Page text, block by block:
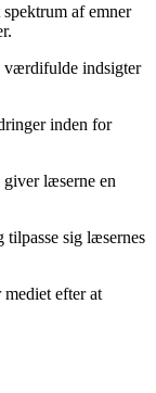
af emner
værdifulde indsigter
inden for
læserne en
sig læsernes
efter at